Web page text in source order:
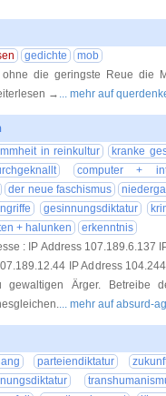
gedichte
mob
die geringste Reue die
→ ... mehr auf
in reinkultur
kranke
computer +
der neue faschismus
gesinnungsdiktatur
+ halunken
erkenntnis
: IP Address 107.189.6.137
IP Address
gewaltigen Ärger. Betreibe
... mehr auf absurd-
parteiendiktatur